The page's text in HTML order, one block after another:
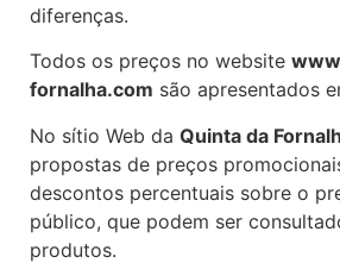
diferenças.
Todos os preços no website
fornalha.com são apresentados
No sítio Web da Quinta da
propostas de preços
descontos percentuais sobre o
público, que podem ser
produtos.